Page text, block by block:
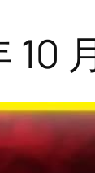
10